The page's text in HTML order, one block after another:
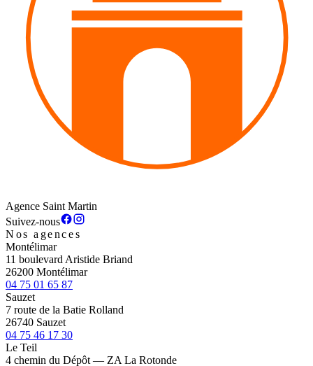
Agence Saint Martin
Suivez-nous
Nos agences
Montélimar
11 boulevard Aristide Briand
26200 Montélimar
04 75 01 65 87
Sauzet
7 route de la Batie Rolland
26740 Sauzet
04 75 46 17 30
Le Teil
4 chemin du Dépôt — ZA La Rotonde